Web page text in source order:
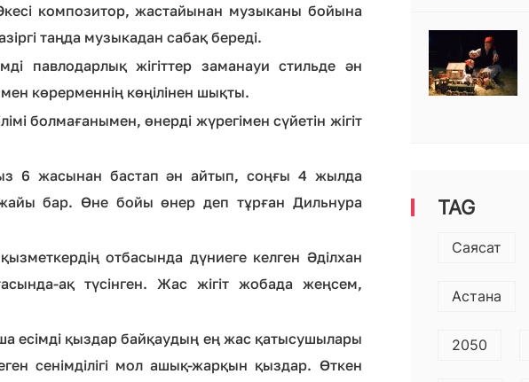
композитор, жастайынан музыканы бойына
таңда музыкадан сабақ береді.
павлодарлық жігіттер заманауи стильде ән
көрерменнің көңілінен шықты.
болмағанымен, өнерді жүрегімен сүйетін жігіт
6 жасынан бастап ән айтып, соңғы 4 жылда
бар. Өне бойы өнер деп тұрған Дильнура
отбасында дүниеге келген Әділхан
ақ түсінген. Жас жігіт жобада жеңсем,
есімді қыздар байқаудың ең жас қатысушылары
сенімділігі мол ашық-жарқын қыздар. Өткен
TAG
Саясат
Астана
2050